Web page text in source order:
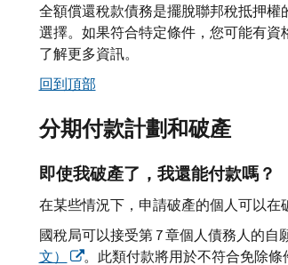
全額償還稅款債務是擺脫聯邦稅抵押
選擇。如果符合特定條件，您可能有
了解更多資訊。
回到頂部
分期付款計劃和破產
即使我破產了，我還能付款嗎？
在某些情況下，申請破產的個人可以在
國稅局可以接受第 7 章個人債務人的
文）
。此類付款將用於不符合免除條